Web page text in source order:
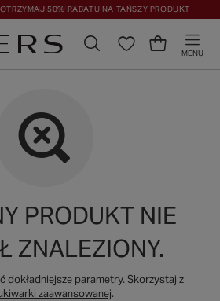
50% RABATU NA TAŃSZY PRODUKT
30 DNI NA ZWROT
MENU
PRODUKT NIE
ZNALEZIONY.
dokładniejsze parametry. Skorzystaj z
zaawansowanej.